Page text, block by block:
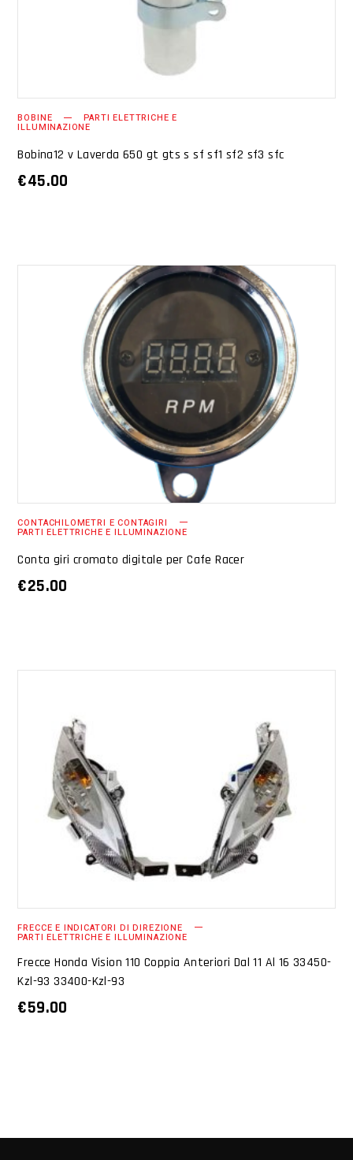
BOBINE PARTI ELETTRICHE E
ILLUMINAZIONE
Bobina12 v Laverda 650 gt gts s sf sf1 sf2 sf3 sfc
€45.00
AGGIUNGI AL CARRELLO
CONTACHILOMETRI E CONTAGIRI
PARTI ELETTRICHE E ILLUMINAZIONE
Conta giri cromato digitale per Cafe Racer
€25.00
AGGIUNGI AL CARRELLO
FRECCE E INDICATORI DI DIREZIONE
PARTI ELETTRICHE E ILLUMINAZIONE
Frecce Honda Vision 110 Coppia Anteriori Dal 11 Al 16 33450-
Kzl-93 33400-Kzl-93
€59.00